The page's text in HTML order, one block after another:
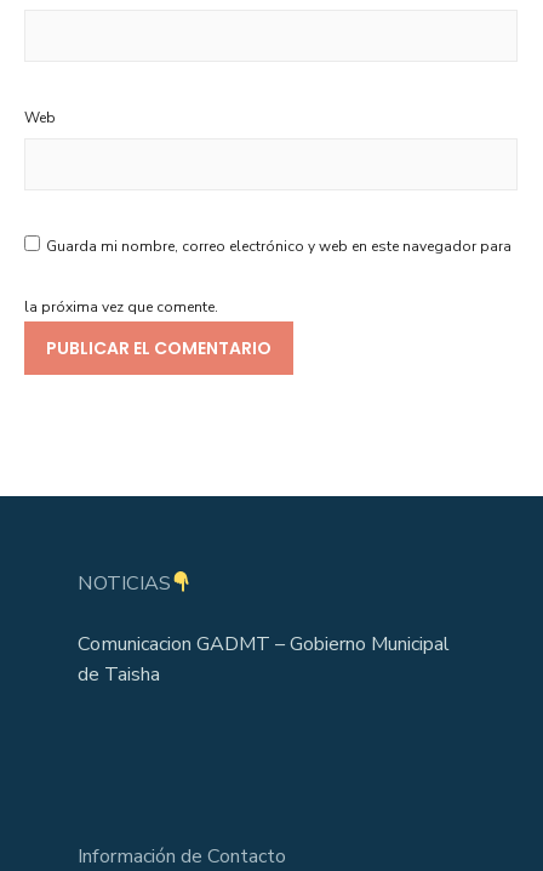
Web
Guarda mi nombre, correo electrónico y web en este navegador para
la próxima vez que comente.
NOTICIAS
Comunicacion GADMT – Gobierno Municipal
de Taisha
Información de Contacto